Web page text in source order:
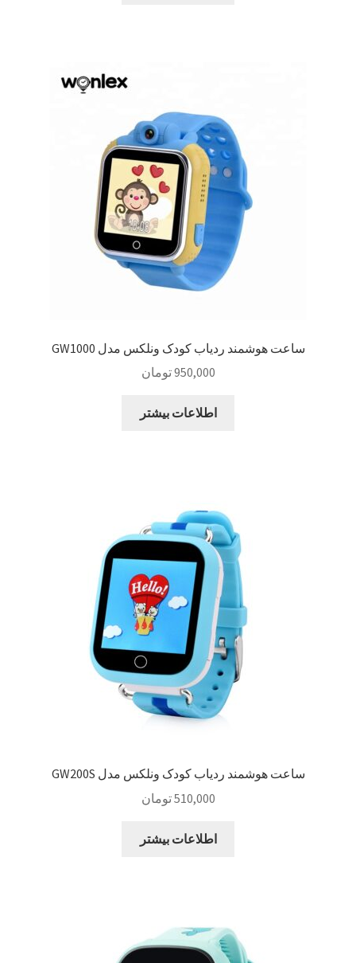
ساعت هوشمند ردیاب کودک ونلکس مدل GW1000
950,000تومان
اطلاعات بیشتر
ساعت هوشمند ردیاب کودک ونلکس مدل GW200S
510,000تومان
اطلاعات بیشتر